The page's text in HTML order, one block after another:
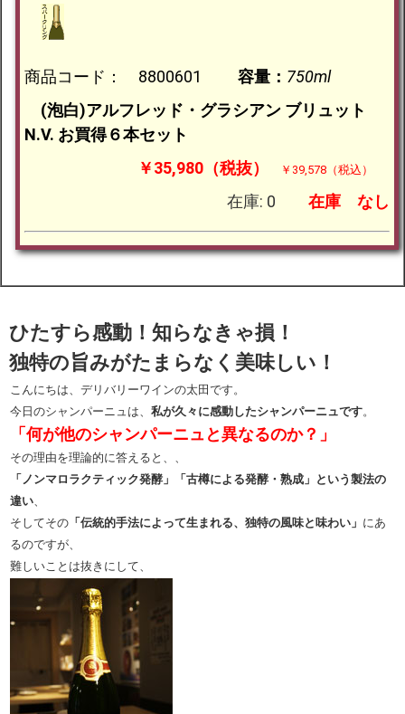
商品コード： 8800601 容量： 750ml
(泡白)アルフレッド・グラシアン ブリュット
N.V. お買得６本セット
￥35,980（税抜）
￥39,578（税込）
在庫: 0 在庫 なし
ひたすら感動！知らなきゃ損！
独特の旨みがたまらなく美味しい！
こんにちは、デリバリーワインの太田です。
今日のシャンパーニュは、 私が久々に感動したシャンパーニュです。
「何が他のシャンパーニュと異なるのか？」
その理由を理論的に答えると、、
「ノンマロラクティック発酵」「古樽による発酵・熟成」という製法の
違い、
そしてその 「伝統的手法によって生まれる、独特の風味と味わい」 にあ
るのですが、
難しいことは抜きにして、